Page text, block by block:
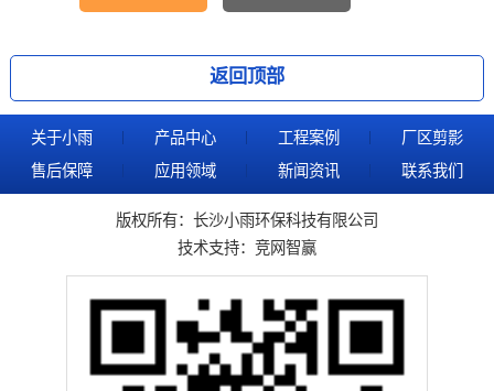
返回顶部
关于小雨 产品中心 工程案例
厂区剪影
售后保障
应用领域 新闻资讯 联系我们
版权所有：长沙小雨环保科技有限公司
技术支持： 竞网智赢